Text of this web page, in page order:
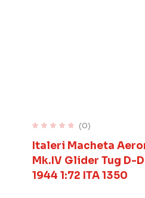
(0)
Italeri Macheta
Mk.IV Glider Tug D-
1944 1:72 ITA 1350